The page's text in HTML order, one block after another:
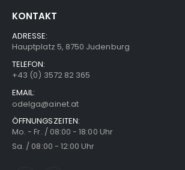
KONTAKT
ADRESSE:
Hauptplatz 5, 8750 Judenburg
TELEFON:
+43 (0) 3572 82 365
EMAIL:
odelga@ainet.at
ÖFFNUNGSZEITEN:
Mo. - Fr. / 08:00 - 18:00 Uhr
Sa. / 08:00 - 12:00 Uhr